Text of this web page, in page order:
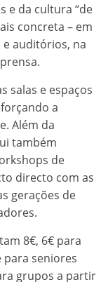
e da cultura “de
concreta – em
auditórios, na
salas e espaços
a
Além da
também
de
directo com as
gerações de
8€, 6€ para
para seniores
grupos a partir